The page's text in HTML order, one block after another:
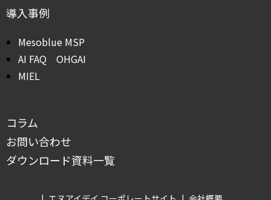
導入事例
Mesoblue MSP
AI FAQ OHGAI
MIEL
コラム
お問い合わせ
ダウンロード資料一覧